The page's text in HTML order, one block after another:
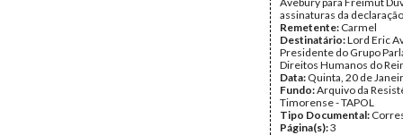
assinaturas da
Remetente: Carmel
Destinatário:Lord Eric
Presidente do Grupo
Direitos Humanos do
Data: Quinta, 20 de
Fundo:Arquivo da
Timorense - TAPOL
Tipo Documental:
Página(s):3